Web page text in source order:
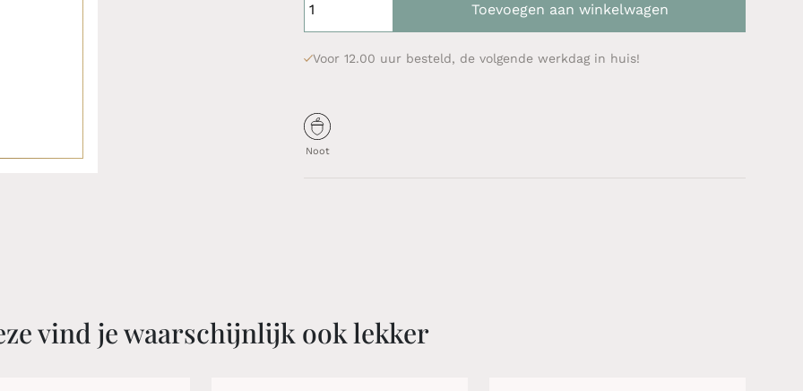
Toevoegen aan winkelwagen
Voor 12.00 uur besteld, de volgende werkdag in huis!
Noot
vind je waarschijnlijk ook lekker